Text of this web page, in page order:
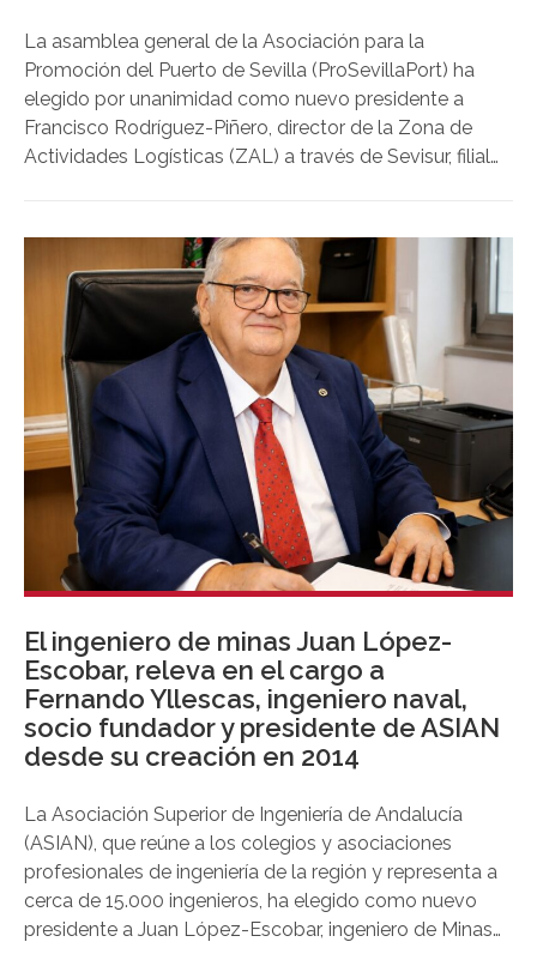
La asamblea general de la Asociación para la
Promoción del Puerto de Sevilla (ProSevillaPort) ha
elegido por unanimidad como nuevo presidente a
Francisco Rodríguez-Piñero, director de la Zona de
Actividades Logísticas (ZAL) a través de Sevisur, filial
frente de la organización tras completar dos
mandatos de tres años cada uno.
El ingeniero de minas Juan López-
Escobar, releva en el cargo a
Fernando Yllescas, ingeniero naval,
socio fundador y presidente de ASIAN
desde su creación en 2014
La Asociación Superior de Ingeniería de Andalucía
(ASIAN), que reúne a los colegios y asociaciones
profesionales de ingeniería de la región y representa a
cerca de 15.000 ingenieros, ha elegido como nuevo
presidente a Juan López-Escobar, ingeniero de Minas